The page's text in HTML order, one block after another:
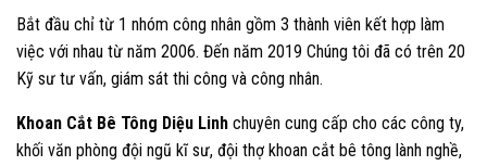
Bắt đầu chỉ từ 1 nhóm công nhân gồm 3 thành viên kết hợp làm
việc với nhau từ năm 2006. Đến năm 2019 Chúng tôi đã có trên 20
Kỹ sư tư vấn, giám sát thi công và công nhân.
Khoan Cắt Bê Tông Diệu Linh chuyên cung cấp cho các công ty,
khối văn phòng đội ngũ kĩ sư, đội thợ khoan cắt bê tông lành nghề,